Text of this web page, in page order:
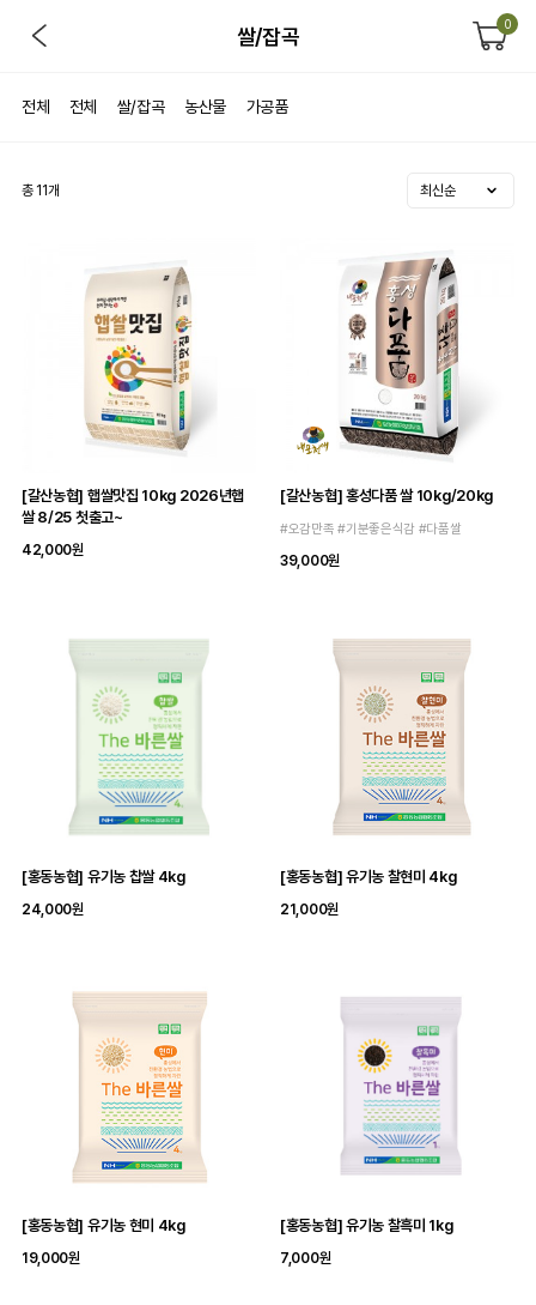
쌀/잡곡 0
전체 전체 쌀/잡곡 농산물 가공품
총 11개
[갈산농협] 햅쌀맛집 10kg 2026년햅
쌀 8/25 첫출고~
42,000원
[갈산농협] 홍성다품 쌀 10kg/20kg
#오감만족 #기분좋은식감 #다품쌀
39,000원
[홍동농협] 유기농 찹쌀 4kg
24,000원
[홍동농협] 유기농 찰현미 4kg
21,000원
[홍동농협] 유기농 현미 4kg
19,000원
[홍동농협] 유기농 찰흑미 1kg
7,000원